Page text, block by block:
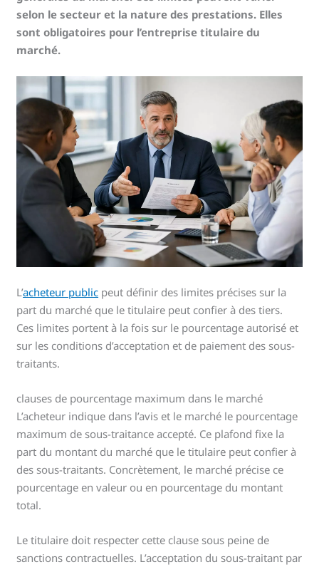
selon le secteur et la nature des prestations. Elles
sont obligatoires pour l’entreprise titulaire du
marché.
L’acheteur public peut définir des limites précises sur la
part du marché que le titulaire peut confier à des tiers.
Ces limites portent à la fois sur le pourcentage autorisé et
sur les conditions d’acceptation et de paiement des sous-
traitants.
clauses de pourcentage maximum dans le marché
L’acheteur indique dans l’avis et le marché le pourcentage
maximum de sous-traitance accepté. Ce plafond fixe la
part du montant du marché que le titulaire peut confier à
des sous-traitants. Concrètement, le marché précise ce
pourcentage en valeur ou en pourcentage du montant
total.
Le titulaire doit respecter cette clause sous peine de
sanctions contractuelles. L’acceptation du sous-traitant par